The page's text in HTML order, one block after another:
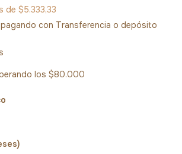
de $5.333,33
pagando con Transferencia o depósito
los$80.000